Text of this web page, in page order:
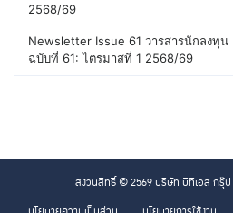
2568/69
Newsletter Issue 61 วารสารนักลงทุน
ฉบับที่ 61: ไตรมาสที่ 1 2568/69
สงวนสิทธิ์ © 2569 บริษัท บีทีเอส กรุ๊